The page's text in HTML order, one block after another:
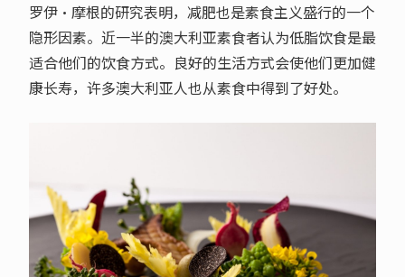
罗伊·摩根的研究表明，减肥也是素食主义盛行的一个
隐形因素。近一半的澳大利亚素食者认为低脂饮食是最
适合他们的饮食方式。良好的生活方式会使他们更加健
康长寿，许多澳大利亚人也从素食中得到了好处。